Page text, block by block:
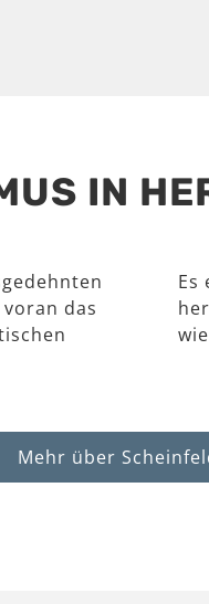
IN
das
Es
Mehr über